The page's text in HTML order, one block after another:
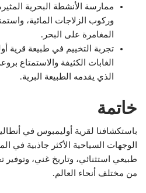
ممارسة الأنشطة البحرية
وركوب الزلاجات المائية،
المغامرة على البحر.
تجربة التخييم في طبيعة قرية
الغابات الكثيفة والاستمتاع
الذي يقدمه الطبيعة البرية.
خاتمة
باستكشافنا لقرية أوليمبوس في
الوجهات السياحية الأكثر جاذبية في
طبيعي استثنائي، وتاريخ غني، وتوفير
من مختلف أنحاء العالم.